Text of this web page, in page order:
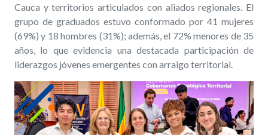
Cauca y territorios articulados con aliados regionales. El
grupo de graduados estuvo conformado por 41 mujeres
(69%) y 18 hombres (31%); además, el 72% menores de 35
años, lo que evidencia una destacada participación de
liderazgos jóvenes emergentes con arraigo territorial.